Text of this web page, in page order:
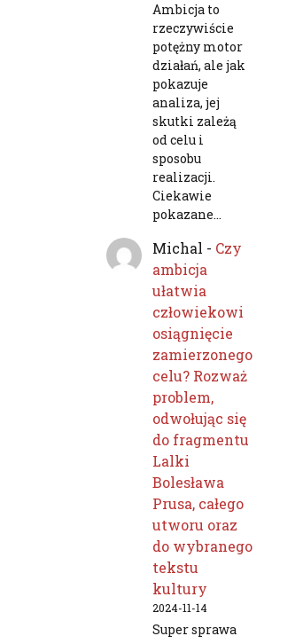
Ambicja to
rzeczywiście
potężny motor
działań, ale jak
pokazuje
analiza, jej
skutki zależą
od celu i
sposobu
realizacji.
Ciekawie
pokazane…
Michal - Czy
ambicja
ułatwia
człowiekowi
osiągnięcie
zamierzonego
celu? Rozważ
problem,
odwołując się
do fragmentu
Lalki
Bolesława
Prusa, całego
utworu oraz
do wybranego
tekstu
kultury
2024-11-14
Super sprawa